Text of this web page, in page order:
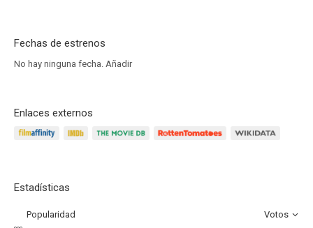
Fechas de estrenos
No hay ninguna fecha. Añadir
Enlaces externos
Estadísticas
Popularidad Votos